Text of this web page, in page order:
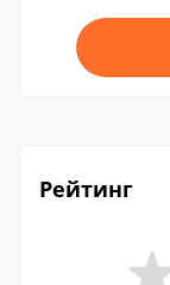
Рейтинг